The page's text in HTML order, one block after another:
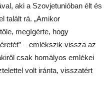
aki a Szovjetunióban élt és
talált rá. „Amikor
megígérte, hogy
– emlékszik vissza az
csak homályos emlékei
volt iránta, visszatért